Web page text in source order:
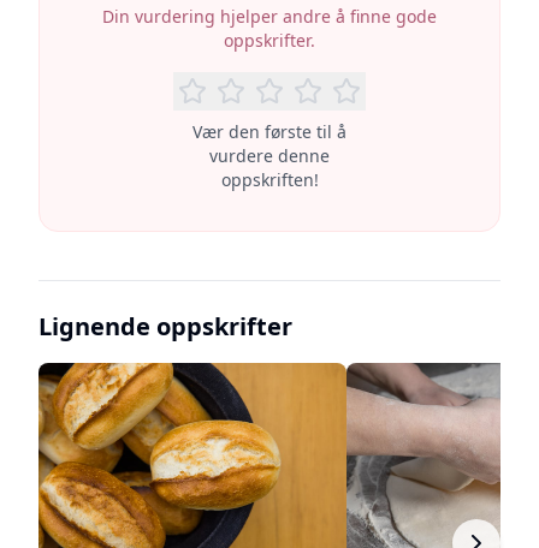
Din vurdering hjelper andre å finne gode
oppskrifter.
Vær den første til å
vurdere denne
oppskriften!
Lignende oppskrifter